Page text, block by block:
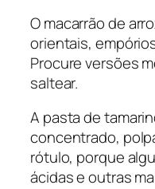
O macarrão de
orientais,
Procure versões
saltear.
A pasta de
concentrado,
rótulo, porque
ácidas e outras